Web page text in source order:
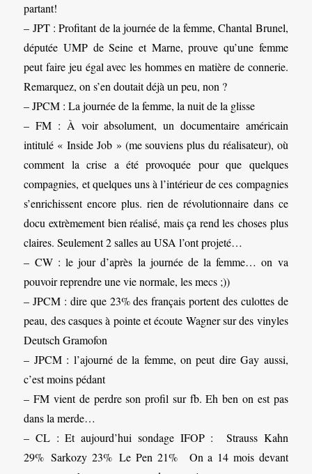
partant!
– JPT : Profitant de la journée de la femme, Chantal Brunel,
députée UMP de Seine et Marne, prouve qu’une femme
peut faire jeu égal avec les hommes en matière de connerie.
Remarquez, on s’en doutait déjà un peu, non ?
– JPCM : La journée de la femme, la nuit de la glisse
– FM : À voir absolument, un documentaire américain
intitulé « Inside Job » (me souviens plus du réalisateur), où
comment la crise a été provoquée pour que quelques
compagnies, et quelques uns à l’intérieur de ces compagnies
s’enrichissent encore plus. rien de révolutionnaire dans ce
docu extrèmement bien réalisé, mais ça rend les choses plus
claires. Seulement 2 salles au USA l’ont projeté…
– CW : le jour d’après la journée de la femme… on va
pouvoir reprendre une vie normale, les mecs ;))
– JPCM : dire que 23% des français portent des culottes de
peau, des casques à pointe et écoute Wagner sur des vinyles
Deutsch Gramofon
– JPCM : l’ajourné de la femme, on peut dire Gay aussi,
c’est moins pédant
– FM vient de perdre son profil sur fb. Eh ben on est pas
dans la merde…
– CL : Et aujourd’hui sondage IFOP : Strauss Kahn
29% Sarkozy 23% Le Pen 21% On a 14 mois devant